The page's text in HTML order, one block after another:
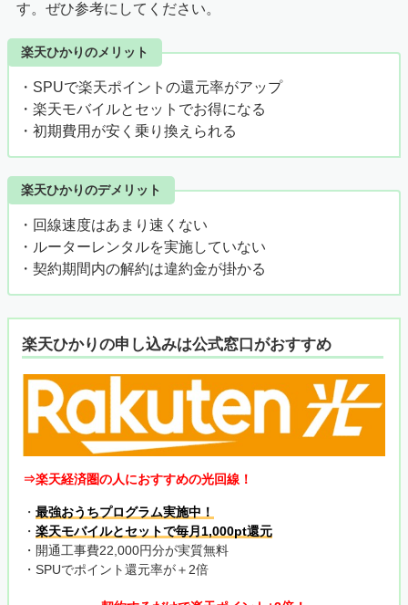
す。ぜひ参考にしてください。
楽天ひかりのメリット
・SPUで楽天ポイントの還元率がアップ
・楽天モバイルとセットでお得になる
・初期費用が安く乗り換えられる
楽天ひかりのデメリット
・回線速度はあまり速くない
・ルーターレンタルを実施していない
・契約期間内の解約は違約金が掛かる
楽天ひかりの申し込みは公式窓口がおすすめ
⇒楽天経済圏の人におすすめの光回線！
・ 最強おうちプログラム実施中！
・ 楽天モバイルとセットで毎月1,000pt還元
・開通工事費22,000円分が実質無料
・SPUでポイント還元率が＋2倍